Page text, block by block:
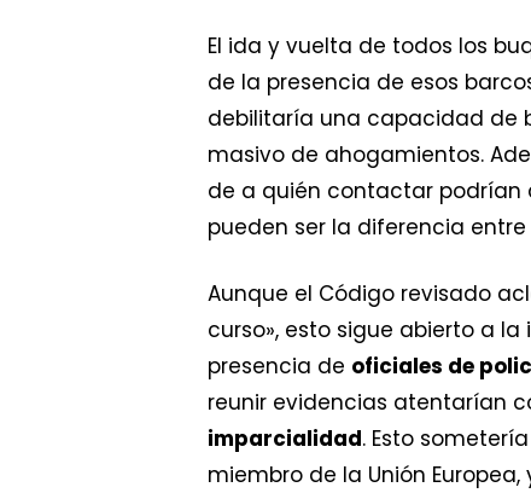
El ida y vuelta de todos los
de la presencia de esos
debilitaría una capacidad de
masivo de ahogamientos.
de a quién contactar podrían
pueden ser la diferencia
Aunque el Código revisado
curso», esto sigue abierto a
presencia de oficiales de
reunir evidencias atentarían
imparcialidad. Esto
miembro de la Unión